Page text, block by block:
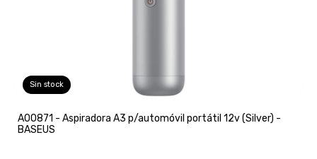
Sin stock
A00871 - Aspiradora A3 p/automóvil portátil 12v (Silver) -
BASEUS